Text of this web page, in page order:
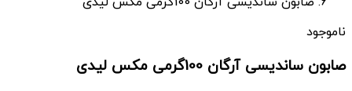
ناموجود
صابون ساندیسی آرگان 100گرمی مکس لیدی